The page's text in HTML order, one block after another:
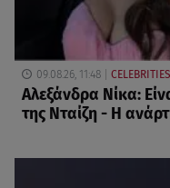
09.08.26, 11:48
Αλεξάνδρα Νίκα:
της Νταίζη - Η